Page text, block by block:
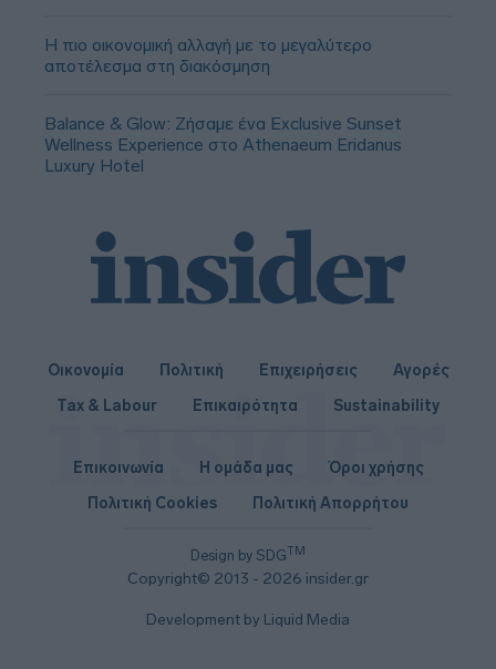
Η πιο οικονομική αλλαγή με το μεγαλύτερο
αποτέλεσμα στη διακόσμηση
Balance & Glow: Ζήσαμε ένα Exclusive Sunset
Wellness Experience στο Athenaeum Eridanus
Luxury Hotel
Οικονομία Πολιτική Επιχειρήσεις
Αγορές
Tax & Labour
Επικαιρότητα Sustainability
Design by SDGTM
Copyright© 2013 - 2026 insider.gr
Επικοινωνία Η ομάδα μας
Όροι χρήσης
Πολιτική Cookies
Πολιτική Απορρήτου
Development by Liquid Media